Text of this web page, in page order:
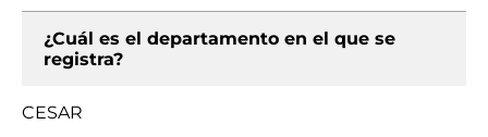
¿Cuál es el departamento en el que se
registra?
CESAR